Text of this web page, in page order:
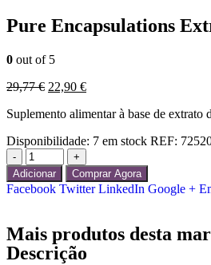
Pure Encapsulations
0 out of 5
29,77€ 22,90 €
Suplemento alimentar à base de
Disponibilidade: 7 em stock REF:
-
+
Adicionar
Comprar Agora
Facebook Twitter LinkedIn Google +
Mais produtos desta
Descrição